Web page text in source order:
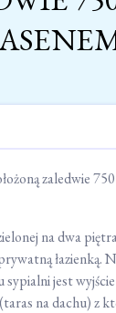
zaledwie
na dwa
łazienką.
jest
na dachu) z